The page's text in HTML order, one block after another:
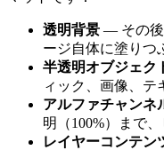
透明背景 — その後
ージ自体に塗りつ
半透明オブジェク
ィック、画像、テ
アルファチャンネ
明（100%）まで
レイヤーコンテン